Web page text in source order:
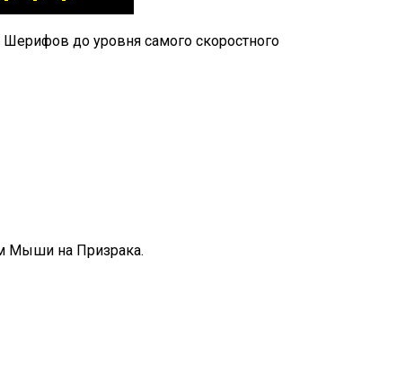
до уровня самого скоростного
Мыши на Призрака.